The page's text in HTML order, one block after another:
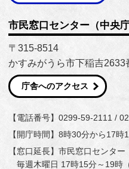
市民窓口センター（中央庁
〒315-8514
かすみがうら市下稲吉2633
庁舎へのアクセス
【電話番号】0299-59-2111 /
【開庁時間】8時30分から17時
【窓口延長】市民窓口センタ
毎週木曜日 17時15分～19時